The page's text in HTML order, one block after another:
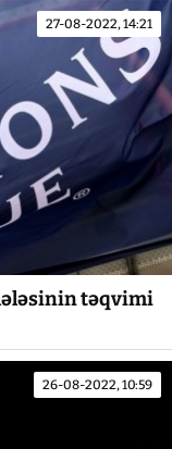
27-08-2022, 14:21
təqvimi
26-08-2022, 10:59